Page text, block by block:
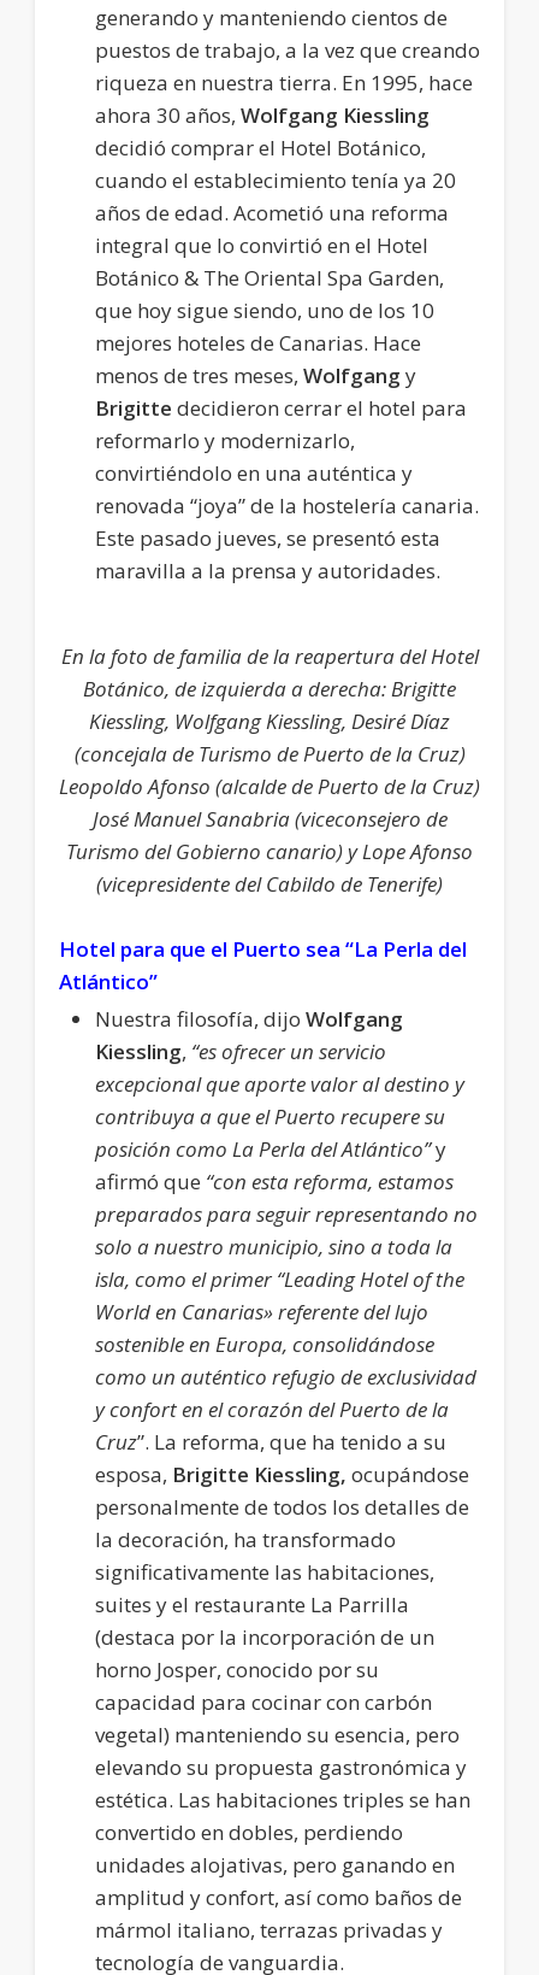
generando y manteniendo cientos de
puestos de trabajo, a la vez que creando
riqueza en nuestra tierra. En 1995, hace
ahora 30 años, Wolfgang Kiessling
decidió comprar el Hotel Botánico,
cuando el establecimiento tenía ya 20
años de edad. Acometió una reforma
integral que lo convirtió en el Hotel
Botánico & The Oriental Spa Garden,
que hoy sigue siendo, uno de los 10
mejores hoteles de Canarias. Hace
menos de tres meses, Wolfgang y
Brigitte decidieron cerrar el hotel para
reformarlo y modernizarlo,
convirtiéndolo en una auténtica y
renovada “joya” de la hostelería canaria.
Este pasado jueves, se presentó esta
maravilla a la prensa y autoridades.
En la foto de familia de la reapertura del Hotel
Botánico, de izquierda a derecha:Brigitte
Kiessling, Wolfgang Kiessling, Desiré Díaz
(concejala de Turismo de Puerto de la Cruz)
Leopoldo Afonso (alcalde de Puerto de la Cruz)
José Manuel Sanabria (viceconsejero de
Turismo del Gobierno canario) y Lope Afonso
(vicepresidente del Cabildo de Tenerife)
Hotel para que el Puerto sea “La Perla del
Atlántico”
Nuestra filosofía, dijo Wolfgang
Kiessling, “es ofrecer un servicio
excepcional que aporte valor al destino y
contribuya a que el Puerto recupere su
posición como La Perla del Atlántico”y
afirmó que “con esta reforma, estamos
preparados para seguir representando no
solo a nuestro municipio, sino a toda la
isla, como el primer “Leading Hotel of the
World en Canarias» referente del lujo
sostenible en Europa, consolidándose
como un auténtico refugio de exclusividad
y confort en el corazón del Puerto de la
Cruz”. La reforma, que ha tenido a su
esposa, Brigitte Kiessling, ocupándose
personalmente de todos los detalles de
la decoración, ha transformado
significativamente las habitaciones,
suites y el restaurante La Parrilla
(destaca por la incorporación de un
horno Josper, conocido por su
capacidad para cocinar con carbón
vegetal) manteniendo su esencia, pero
elevando su propuesta gastronómica y
estética. Las habitaciones triples se han
convertido en dobles, perdiendo
unidades alojativas, pero ganando en
amplitud y confort, así como baños de
mármol italiano, terrazas privadas y
tecnología de vanguardia.